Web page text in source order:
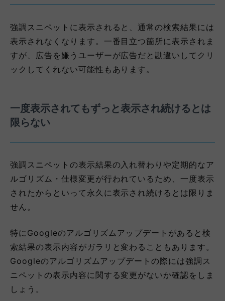
強調スニペットに表示されると、通常の検索結果には
表示されなくなります。一番目立つ箇所に表示されま
すが、広告を嫌うユーザーが広告だと勘違いしてクリ
ックしてくれない可能性もあります。
一度表示されてもずっと表示され続けるとは
限らない
強調スニペットの表示結果の入れ替わりや定期的なア
ルゴリズム・仕様変更が行われているため、一度表示
されたからといって永久に表示され続けるとは限りま
せん。
特にGoogleのアルゴリズムアップデートがあると検
索結果の表示内容がガラリと変わることもあります。
Googleのアルゴリズムアップデートの際には強調ス
ニペットの表示内容に関する変更がないか確認をしま
しょう。